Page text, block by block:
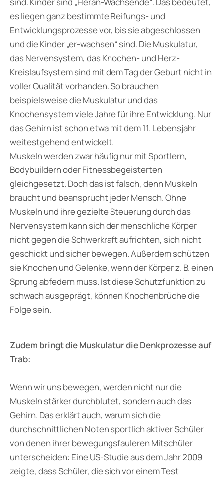
es liegen ganz bestimmte Reifungs- und
Entwicklungsprozesse vor, bis sie abgeschlossen
und die Kinder „er-wachsen“ sind. Die Muskulatur,
das Nervensystem, das Knochen- und Herz-
Kreislaufsystem sind mit dem Tag der Geburt nicht in
voller Qualität vorhanden. So brauchen
beispielsweise die Muskulatur und das
Knochensystem viele Jahre für ihre Entwicklung. Nur
das Gehirn ist schon etwa mit dem 11. Lebensjahr
weitestgehend entwickelt.
Muskeln werden zwar häufig nur mit Sportlern,
Bodybuildern oder Fitnessbegeisterten
gleichgesetzt. Doch das ist falsch, denn Muskeln
braucht und beansprucht jeder Mensch. Ohne
Muskeln und ihre gezielte Steuerung durch das
Nervensystem kann sich der menschliche Körper
nicht gegen die Schwerkraft aufrichten, sich nicht
geschickt und sicher bewegen. Außerdem schützen
sie Knochen und Gelenke, wenn der Körper z. B. einen
Sprung abfedern muss. Ist diese Schutzfunktion zu
schwach ausgeprägt, können Knochenbrüche die
Folge sein.
Zudem bringt die Muskulatur die Denkprozesse auf
Trab:
Wenn wir uns bewegen, werden nicht nur die
Muskeln stärker durchblutet, sondern auch das
Gehirn. Das erklärt auch, warum sich die
durchschnittlichen Noten sportlich aktiver Schüler
von denen ihrer bewegungsfauleren Mitschüler
unterscheiden: Eine US-Studie aus dem Jahr 2009
zeigte, dass Schüler, die sich vor einem Test